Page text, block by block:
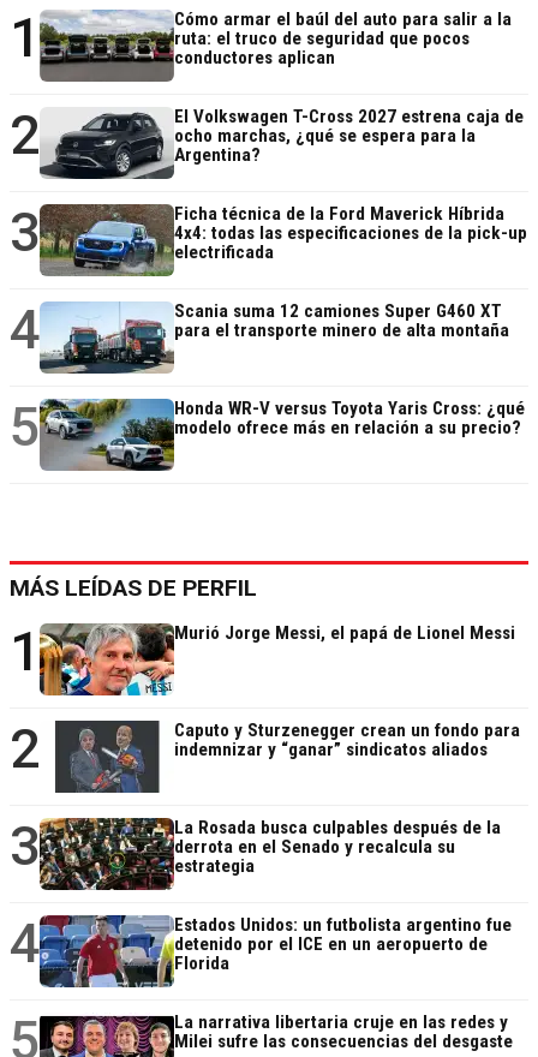
1
Cómo armar el baúl del auto para salir a la
ruta: el truco de seguridad que pocos
conductores aplican
2
El Volkswagen T-Cross 2027 estrena caja de
ocho marchas, ¿qué se espera para la
Argentina?
3
Ficha técnica de la Ford Maverick Híbrida
4x4: todas las especificaciones de la pick-up
electrificada
4
Scania suma 12 camiones Super G460 XT
para el transporte minero de alta montaña
5
Honda WR-V versus Toyota Yaris Cross: ¿qué
modelo ofrece más en relación a su precio?
MÁS LEÍDAS DE PERFIL
1 Murió Jorge Messi, el papá de Lionel Messi
2
Caputo y Sturzenegger crean un fondo para
indemnizar y “ganar” sindicatos aliados
3
La Rosada busca culpables después de la
derrota en el Senado y recalcula su
estrategia
4
Estados Unidos: un futbolista argentino fue
detenido por el ICE en un aeropuerto de
Florida
5
La narrativa libertaria cruje en las redes y
Milei sufre las consecuencias del desgaste